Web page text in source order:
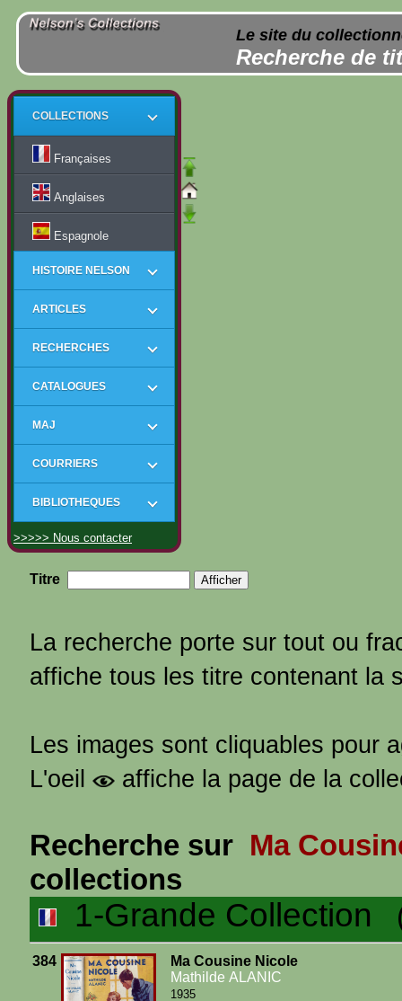
Le site du
Recherche de
COLLECTIONS
Françaises
Anglaises
Espagnole
HISTOIRE NELSON
ARTICLES
RECHERCHES
CATALOGUES
MAJ
COURRIERS
BIBLIOTHEQUES
>>>>> Nous contacter
Titre
La recherche porte sur tout ou
affiche tous les titre contenant la
Les images sont cliquables pour
L'oeil
affiche la page de la
Recherche sur Ma
collections
1-Grande Collection
384
Ma Cousine Nicole
Mathilde ALANIC
1935